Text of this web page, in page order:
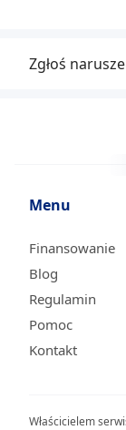
Zgłoś
Właścicielem
Menu
Finansowanie
Blog
Regulamin
Pomoc
Kontakt